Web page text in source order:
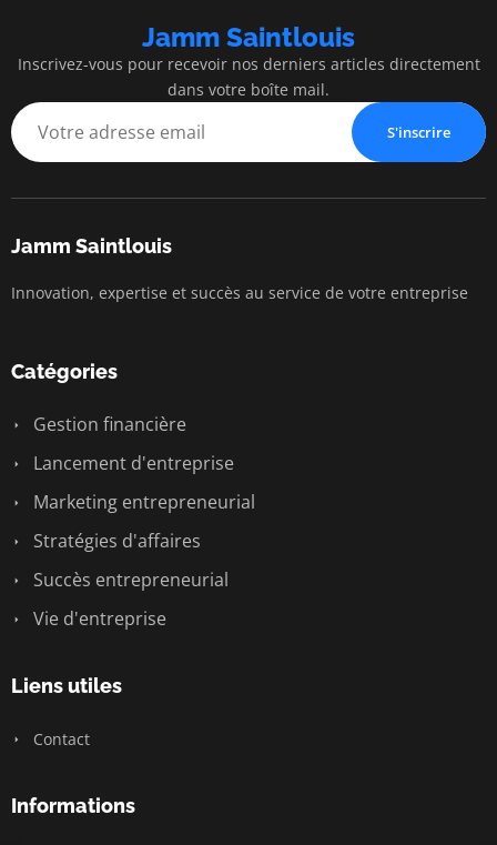
Jamm Saintlouis
Inscrivez-vous pour recevoir nos derniers articles directement
dans votre boîte mail.
S'inscrire
Jamm Saintlouis
Innovation, expertise et succès au service de votre entreprise
Catégories
Gestion financière
Lancement d'entreprise
Marketing entrepreneurial
Stratégies d'affaires
Succès entrepreneurial
Vie d'entreprise
Liens utiles
Contact
Informations